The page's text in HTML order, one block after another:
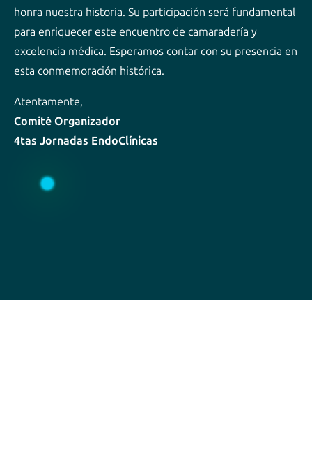
honra nuestra historia. Su participación será fundamental
para enriquecer este encuentro de camaradería y
excelencia médica. Esperamos contar con su presencia en
esta conmemoración histórica.
Atentamente,
Comité Organizador
4tas Jornadas EndoClínicas